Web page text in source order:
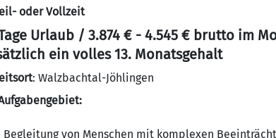
oder Vollzeit
Urlaub / 3.874 € - 4.545 € brutto im
ein volles 13. Monatsgehalt
: Walzbachtal-Jöhlingen
Begleitung von Menschen mit komplexen